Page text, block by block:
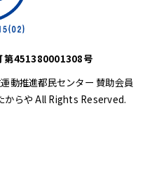
第451380001308号
動推進都民センター 賛助会員
らや All Rights Reserved.